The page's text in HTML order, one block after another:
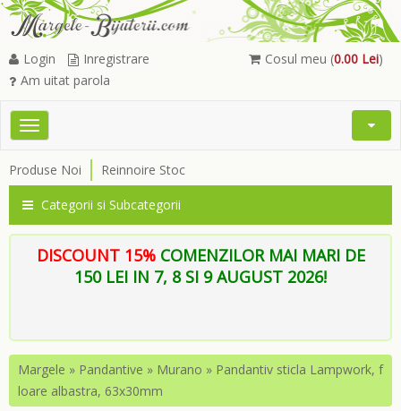
Cosul meu (0.00 Lei)
Login
Inregistrare
Am uitat parola
Toggle
Open
Produse Noi Reinnoire Stoc
Categorii si Subcategorii
DISCOUNT 15% COMENZILOR MAI MARI DE
150 LEI IN 7, 8 SI 9 AUGUST 2026!
Margele » Pandantive » Murano » Pandantiv sticla Lampwork, f
loare albastra, 63x30mm